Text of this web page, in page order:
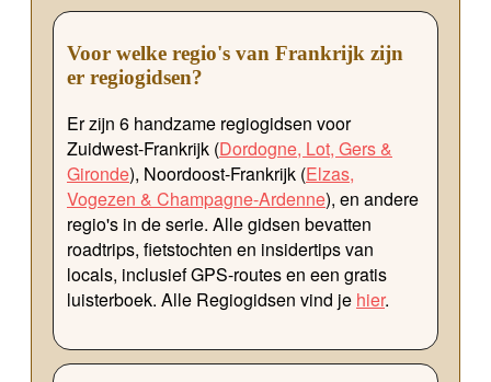
Voor welke regio's van Frankrijk zijn
er regiogidsen?
Er zijn 6 handzame regiogidsen voor
Zuidwest-Frankrijk (Dordogne, Lot, Gers &
Gironde), Noordoost-Frankrijk (Elzas,
Vogezen & Champagne-Ardenne), en andere
regio's in de serie. Alle gidsen bevatten
roadtrips, fietstochten en insidertips van
locals, inclusief GPS-routes en een gratis
luisterboek. Alle Regiogidsen vind je hier.